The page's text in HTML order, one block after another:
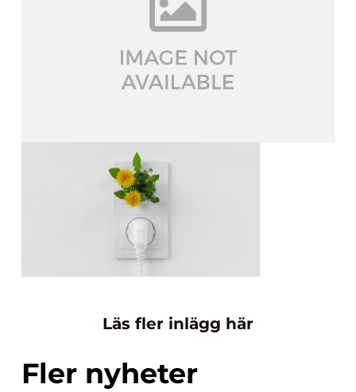
Läs fler inlägg här
Fler nyheter